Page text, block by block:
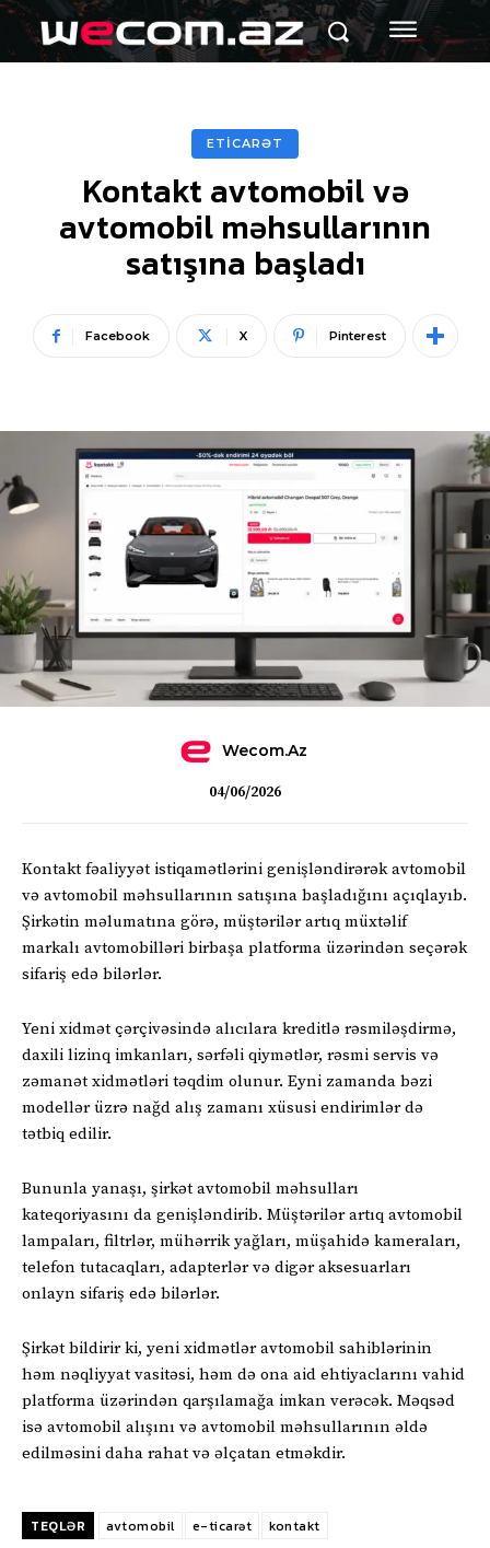
ETİCARƏT
Kontakt avtomobil və
avtomobil məhsullarının
satışına başladı
Facebook X Pinterest
Wecom.az
04/06/2026
Kontakt fəaliyyət istiqamətlərini genişləndirərək avtomobil
və avtomobil məhsullarının satışına başladığını açıqlayıb.
Şirkətin məlumatına görə, müştərilər artıq müxtəlif
markalı avtomobilləri birbaşa platforma üzərindən seçərək
sifariş edə bilərlər.
Yeni xidmət çərçivəsində alıcılara kreditlə rəsmiləşdirmə,
daxili lizinq imkanları, sərfəli qiymətlər, rəsmi servis və
zəmanət xidmətləri təqdim olunur. Eyni zamanda bəzi
modellər üzrə nağd alış zamanı xüsusi endirimlər də
tətbiq edilir.
Bununla yanaşı, şirkət avtomobil məhsulları
kateqoriyasını da genişləndirib. Müştərilər artıq avtomobil
lampaları, filtrlər, mühərrik yağları, müşahidə kameraları,
telefon tutacaqları, adapterlər və digər aksesuarları
onlayn sifariş edə bilərlər.
Şirkət bildirir ki, yeni xidmətlər avtomobil sahiblərinin
həm nəqliyyat vasitəsi, həm də ona aid ehtiyaclarını vahid
platforma üzərindən qarşılamağa imkan verəcək. Məqsəd
isə avtomobil alışını və avtomobil məhsullarının əldə
edilməsini daha rahat və əlçatan etməkdir.
TEQLƏR avtomobil e-ticarət kontakt